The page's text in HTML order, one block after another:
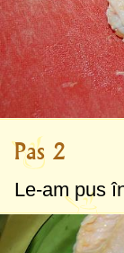
Pas 2
Le-am pus